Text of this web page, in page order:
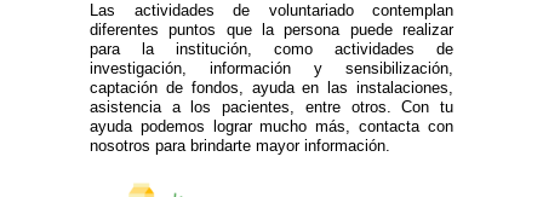
Las actividades de voluntariado contemplan
diferentes puntos que la persona puede realizar
para la institución, como actividades de
investigación, información y sensibilización,
captación de fondos, ayuda en las instalaciones,
asistencia a los pacientes, entre otros. Con tu
ayuda podemos lograr mucho más, contacta con
nosotros para brindarte mayor información.